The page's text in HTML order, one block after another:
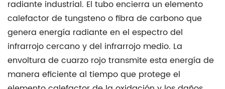
Tolerancias
dimensionales
para
tubos
de
cuarzo
radiante industrial. El tubo encierra un elemento
calefactor de tungsteno o fibra de carbono que
genera energía radiante en el espectro del
infrarrojo cercano y del infrarrojo medio. La
envoltura de cuarzo rojo transmite esta energía de
manera eficiente al tiempo que protege el